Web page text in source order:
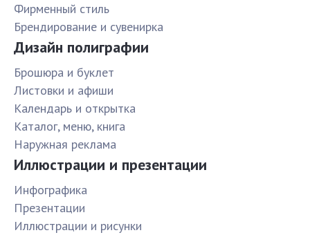
Фирменный стиль
Брендирование и сувенирка
Дизайн полиграфии
Брошюра и буклет
Листовки и афиши
Календарь и открытка
Каталог, меню, книга
Наружная реклама
Иллюстрации и презентации
Инфографика
Презентации
Иллюстрации и рисунки